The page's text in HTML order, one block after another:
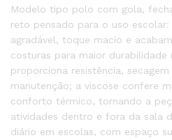
Modelo tipo polo com gola,
reto pensado para o uso
agradável, toque macio e
costuras para maior
proporciona resistência,
manutenção; a viscose confere
conforto térmico, tornando a
atividades dentro e fora da sala
diário em escolas, com espaço